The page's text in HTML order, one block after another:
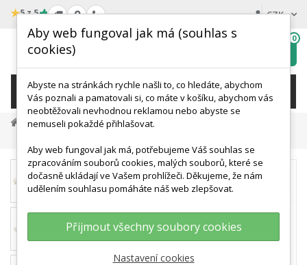
★5 z 5 CZK
wishlist
0
KATEGORIE
Anatomické Modely
Modely Lidské Kostry
Aby web fungoval jak má (souhlas s
cookies)
Abyste na stránkách rychle našli to, co hledáte, abychom
Vás poznali a pamatovali si, co máte v košíku, abychom vás
neobtěžovali nevhodnou reklamou nebo abyste se
nemuseli pokaždé přihlašovat.
Aby web fungoval jak má, potřebujeme Váš souhlas se
zpracováním souborů cookies, malých souborů, které se
dočasně ukládají ve Vašem prohlížeči. Děkujeme, že nám
udělením souhlasu pomáháte náš web zlepšovat.
Přijmout všechny soubory cookies
Nastavení cookies